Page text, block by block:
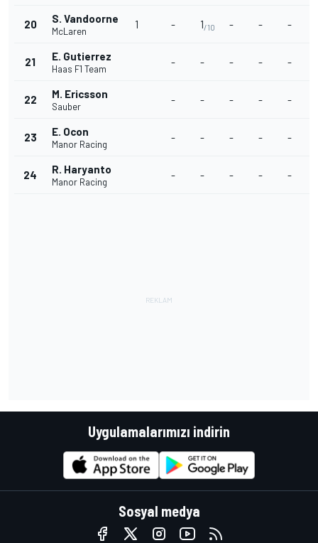
20 S. Vandoorne
McLaren
1 - 1/10 - - -
21 E. Gutierrez
Haas F1 Team
- - - - -
22 M. Ericsson
Sauber
- - - - -
23 E. Ocon
Manor Racing
- - - - -
24 R. Haryanto
Manor Racing
- - - - -
Uygulamalarımızı indirin
Sosyal medya